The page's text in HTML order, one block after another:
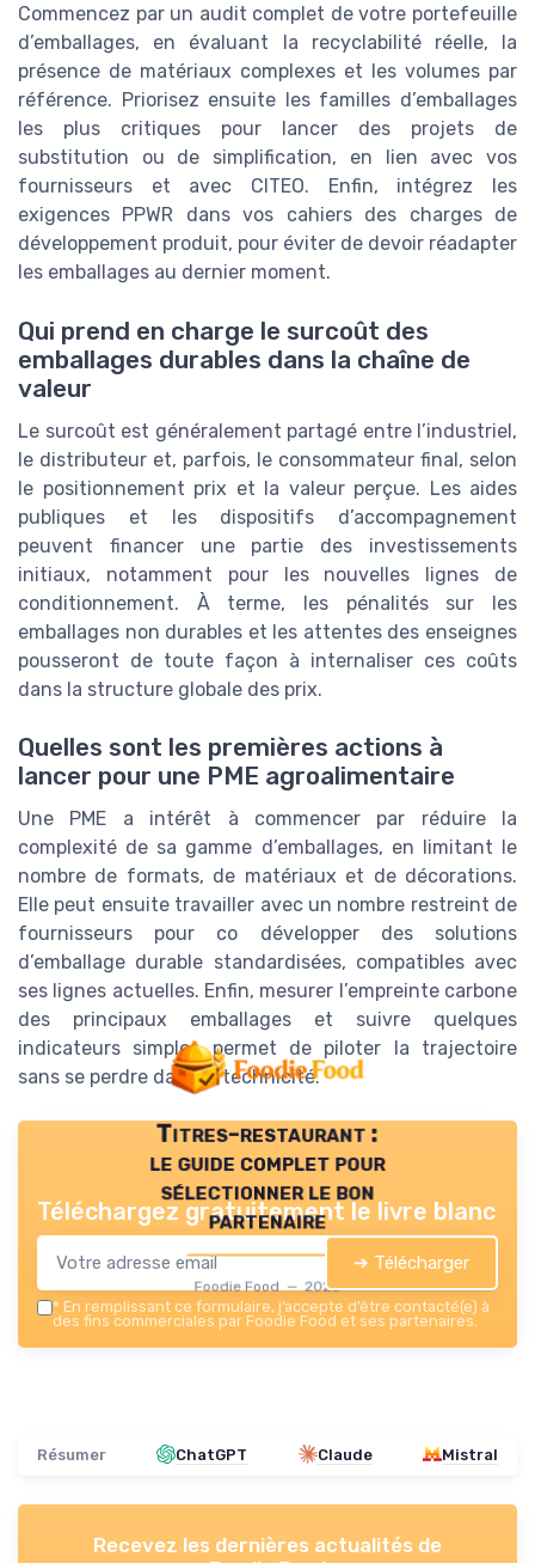
Commencez par un audit complet de votre portefeuille
d’emballages, en évaluant la recyclabilité réelle, la
présence de matériaux complexes et les volumes par
référence. Priorisez ensuite les familles d’emballages
les plus critiques pour lancer des projets de
substitution ou de simplification, en lien avec vos
fournisseurs et avec CITEO. Enfin, intégrez les
exigences PPWR dans vos cahiers des charges de
développement produit, pour éviter de devoir réadapter
les emballages au dernier moment.
Qui prend en charge le surcoût des
emballages durables dans la chaîne de
valeur
Le surcoût est généralement partagé entre l’industriel,
le distributeur et, parfois, le consommateur final, selon
le positionnement prix et la valeur perçue. Les aides
publiques et les dispositifs d’accompagnement
peuvent financer une partie des investissements
initiaux, notamment pour les nouvelles lignes de
conditionnement. À terme, les pénalités sur les
emballages non durables et les attentes des enseignes
pousseront de toute façon à internaliser ces coûts
dans la structure globale des prix.
Quelles sont les premières actions à
lancer pour une PME agroalimentaire
Une PME a intérêt à commencer par réduire la
complexité de sa gamme d’emballages, en limitant le
nombre de formats, de matériaux et de décorations.
Elle peut ensuite travailler avec un nombre restreint de
fournisseurs pour co développer des solutions
d’emballage durable standardisées, compatibles avec
ses lignes actuelles. Enfin, mesurer l’empreinte carbone
des principaux emballages et suivre quelques
indicateurs simples permet de piloter la trajectoire
sans se perdre dans la technicité.
Titres-restaurant :
le guide complet pour
sélectionner le bon
partenaire
Foodie Food — 2026
Téléchargez gratuitement le livre blanc
➔ Télécharger
* En remplissant ce formulaire, j’accepte d’être contacté(e) à
des fins commerciales par Foodie Food et ses partenaires.
Résumer ChatGPT Claude Mistral
Recevez les dernières actualités de